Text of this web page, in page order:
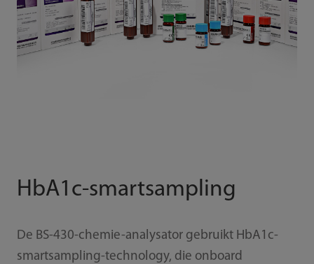
HbA1c-smartsampling
De BS-430-chemie-analysator gebruikt HbA1c-
smartsampling-technology, die onboard